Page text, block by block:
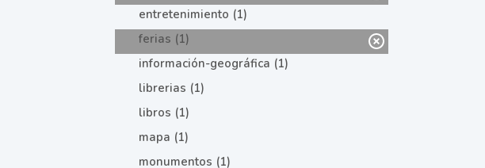
entretenimiento (1)
ferias (1)
información-geográfica (1)
librerias (1)
libros (1)
mapa (1)
monumentos (1)